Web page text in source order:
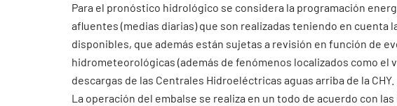
Para el pronóstico hidrológico se considera la programación
afluentes (medias diarias) que son realizadas teniendo en cuenta
disponibles, que además están sujetas a revisión en función de
hidrometeorológicas (además de fenómenos localizados como el
descargas de las Centrales Hidroeléctricas aguas arriba de la CHY.
La operación del embalse se realiza en un todo de acuerdo con